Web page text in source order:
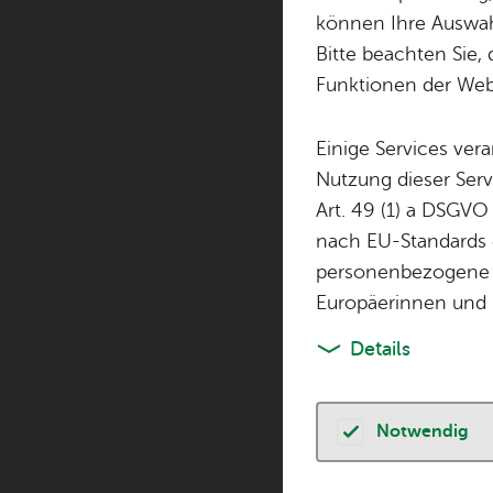
Sie fin­den hier
Ver­an­stal­tun­gen
Füh­run­gen
Frei­tag, 28.
Gar­ten­füh­rung
Füh­run­gen,
können Ihre
Bitte beachten
Funktionen der
Einige Services
Nutzung dieser
Art. 49 (1) a
nach EU-
Europäerinnen
Details
Notwendig